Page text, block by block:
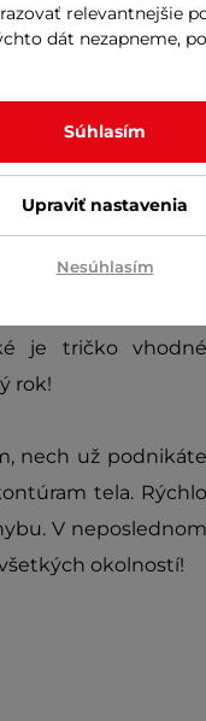
Dryje vyrobené
vrstva sa
za tepelnú
je tričko vhodné
rok!
nech už podnikáte
tela. Rýchlo
V neposlednom
okolností!
relevantnejšie
dát nezapneme,
Súhlasím
Upraviť nastavenia
Nesúhlasím